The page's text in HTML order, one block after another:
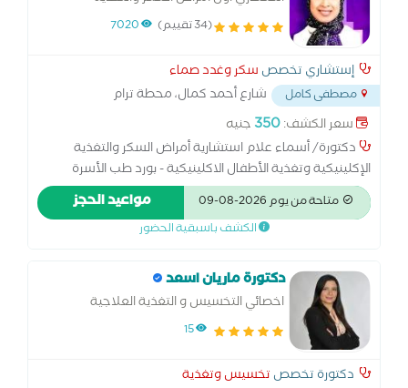
الإكلينيكية وتغذية الاطفال الإكلينيكية
(34 تقييم) 7020
إستشاري تخصص سكر وغدد صماء
مصطفى كامل
شارع أحمد كمال، محطة ترام
مصطفى كامل، مقابل بنك مصر فرع رشدي
سعر الكشف:350 جنيه
دكتورة/ أسماء علام استشارية أمراض السكر والتغذية
الإكلينيكية وتغذية الأطفال الاكلينيكية - بورد طب الأسرة
وعضو الكلية الملكية للأطباء - انجلترا - دبلوم أمراض السكر -
جامعة كارديف - المملكة المتحدة - دبلوم أمراض السكر -
المعهد القومي للسكر والغدد الصماء - دبلوم التغذية العلاجية
الإكلينيكية - الهيئة العامة للمستشفيات والمعاهد التعليمية
المتخصصة -عضو الجمعية المصرية لأمراض السكر والغدد
الصماء - عضو رابطة أطباء التغذية العلاجية بالأسكندرية - عضو
الجمعية العربية للتغذية العلاجية والطب التكميلي
متاحة من يوم 2026-08-09 مواعيد الحجز
الكشف باسبقية الحضور
دكتورة ماريان اسعد
اخصائي التخسيس و التغذية العلاجية
15
دكتورة تخصص تخسيس وتغذية